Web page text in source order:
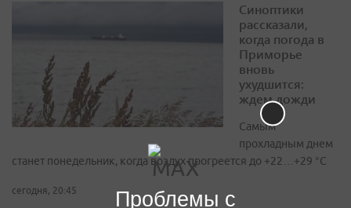
Синоптики
рассказали,
когда погода в
Приморье
вновь
ухудшится:
ждем дожди
Самым
прохладным днем
станет понедельник, когда воздух прогреется до +22…+29 °С
сегодня, 20:45 Проблемы с